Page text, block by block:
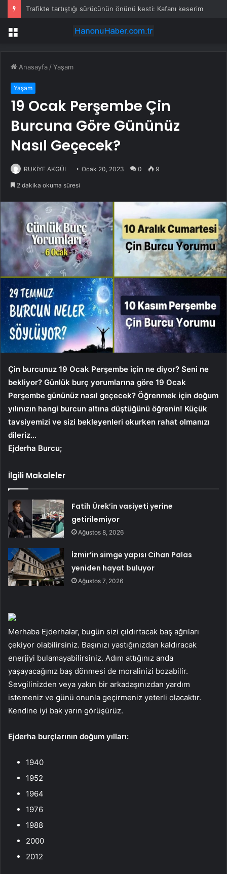
Trafikte tartıştığı sürücünün önünü kesti: Kafanı keserim
Menü
Anasayfa /Yaşam
Yaşam
19 Ocak Perşembe Çin
Burcuna Göre Gününüz
Nasıl Geçecek?
RUKİYE AKGÜL Ocak 20, 2023 0 9
2 dakika okuma süresi
Çin burcunuz 19 Ocak Perşembe için ne diyor? Seni ne
bekliyor? Günlük burç yorumlarına göre 19 Ocak
Perşembe gününüz nasıl geçecek? Öğrenmek için doğum
yılınızın hangi burcun altına düştüğünü öğrenin! Küçük
tavsiyemizi ve sizi bekleyenleri okurken rahat olmanızı
dileriz…
Ejderha Burcu;
İlgili Makaleler
Fatih Ürek’in vasiyeti yerine
getirilemiyor
Ağustos 8, 2026
İzmir’in simge yapısı Cihan Palas
yeniden hayat buluyor
Ağustos 7, 2026
Merhaba Ejderhalar, bugün sizi çıldırtacak baş ağrıları
çekiyor olabilirsiniz. Başınızı yastığınızdan kaldıracak
enerjiyi bulamayabilirsiniz. Adım attığınız anda
yaşayacağınız baş dönmesi de moralinizi bozabilir.
Sevgilinizden veya yakın bir arkadaşınızdan yardım
istemeniz ve günü onunla geçirmeniz yeterli olacaktır.
Kendine iyi bak yarın görüşürüz.
Ejderha burçlarının doğum yılları:
1940
1952
1964
1976
1988
2000
2012